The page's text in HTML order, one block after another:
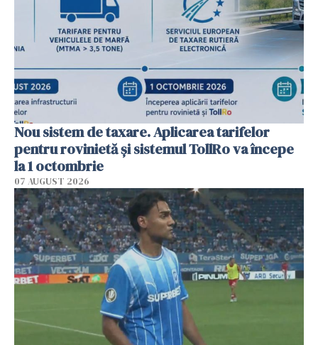
Nou sistem de taxare. Aplicarea tarifelor
pentru rovinietă şi sistemul TollRo va începe
la 1 octombrie
07 AUGUST 2026